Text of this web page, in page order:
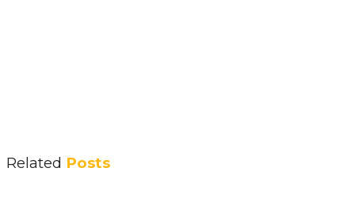
Related Posts